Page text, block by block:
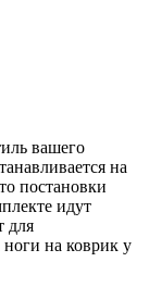
вашего
на
постановки
идут
для
ноги на коврик у